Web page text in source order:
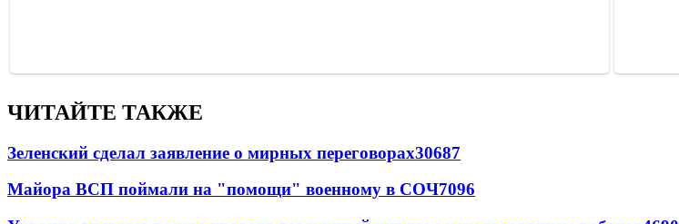
ЧИТАЙТЕ ТАКЖЕ
Зеленский сделал заявление о мирных переговорах30687
Майора ВСП поймали на "помощи" военному в СОЧ7096